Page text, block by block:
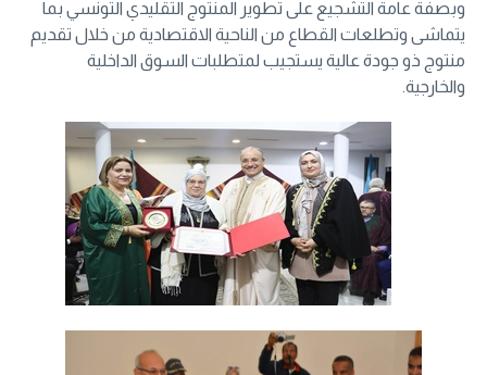
وبصفة عامة التشجيع على تطوير المنتوج التقليدي التونسي بما
يتماشى وتطلعات القطاع من الناحية الاقتصادية من خلال تقديم
منتوج ذو جودة عالية يستجيب لمتطلبات السوق الداخلية
والخارجية.